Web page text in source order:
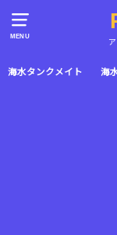
MENU
海水タンクメイト 海